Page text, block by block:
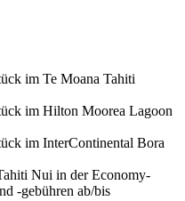
im Te Moana Tahiti
im Hilton Moorea Lagoon
im InterContinental Bora
Nui in der Economy-
-gebühren ab/bis